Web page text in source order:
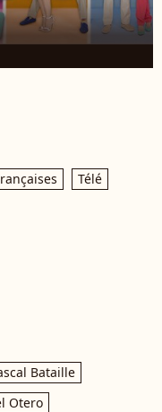
Télé
Bataille
Otero